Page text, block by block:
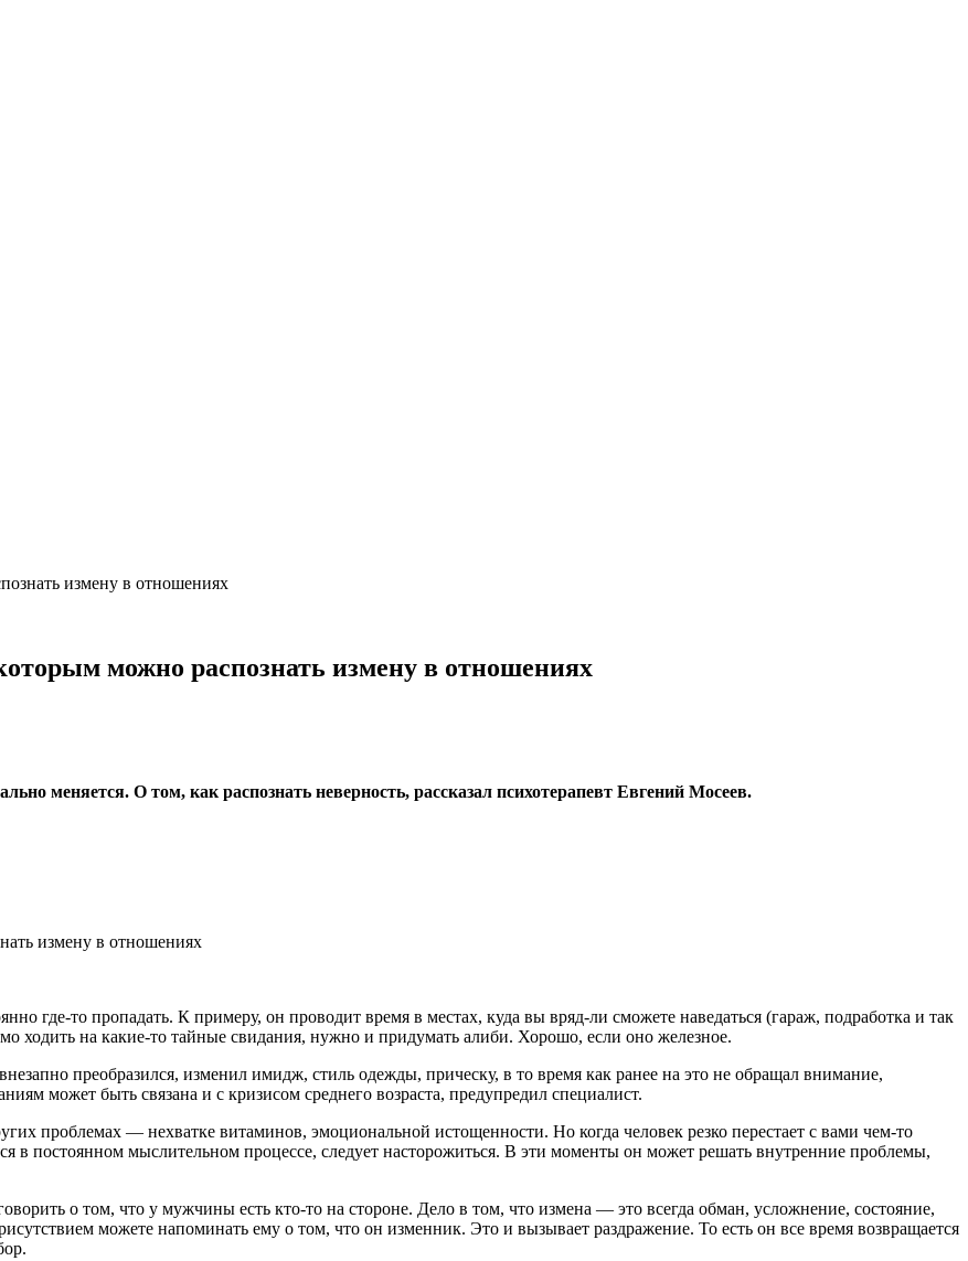
измену в отношениях
можно распознать измену в отношениях
меняется. О том, как распознать неверность, рассказал психотерапевт Евгений Мосеев.
где-то пропадать. К примеру, он проводит время в местах, куда вы вряд-ли сможете наведаться (гараж, подработка и так
ходить на какие-то тайные свидания, нужно и придумать алиби. Хорошо, если оно железное.
преобразился, изменил имидж, стиль одежды, прическу, в то время как ранее на это не обращал внимание,
может быть связана и с кризисом среднего возраста, предупредил специалист.
проблемах — нехватке витаминов, эмоциональной истощенности. Но когда человек резко перестает с вами чем-то
в постоянном мыслительном процессе, следует насторожиться. В эти моменты он может решать внутренние проблемы,
о том, что у мужчины есть кто-то на стороне. Дело в том, что измена — это всегда обман, усложнение, состояние,
можете напоминать ему о том, что он изменник. Это и вызывает раздражение. То есть он все время возвращается